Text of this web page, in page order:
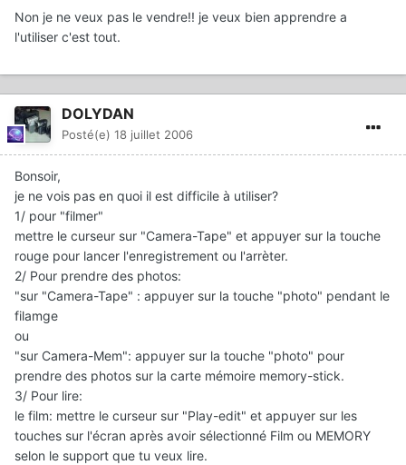
Non je ne veux pas le vendre!! je veux bien apprendre a
l'utiliser c'est tout.
DOLYDAN
Posté(e) 18 juillet 2006
Bonsoir,
je ne vois pas en quoi il est difficile à utiliser?
1/ pour "filmer"
mettre le curseur sur "Camera-Tape" et appuyer sur la touche
rouge pour lancer l'enregistrement ou l'arrèter.
2/ Pour prendre des photos:
"sur "Camera-Tape" : appuyer sur la touche "photo" pendant le
filamge
ou
"sur Camera-Mem": appuyer sur la touche "photo" pour
prendre des photos sur la carte mémoire memory-stick.
3/ Pour lire:
le film: mettre le curseur sur "Play-edit" et appuyer sur les
touches sur l'écran après avoir sélectionné Film ou MEMORY
selon le support que tu veux lire.